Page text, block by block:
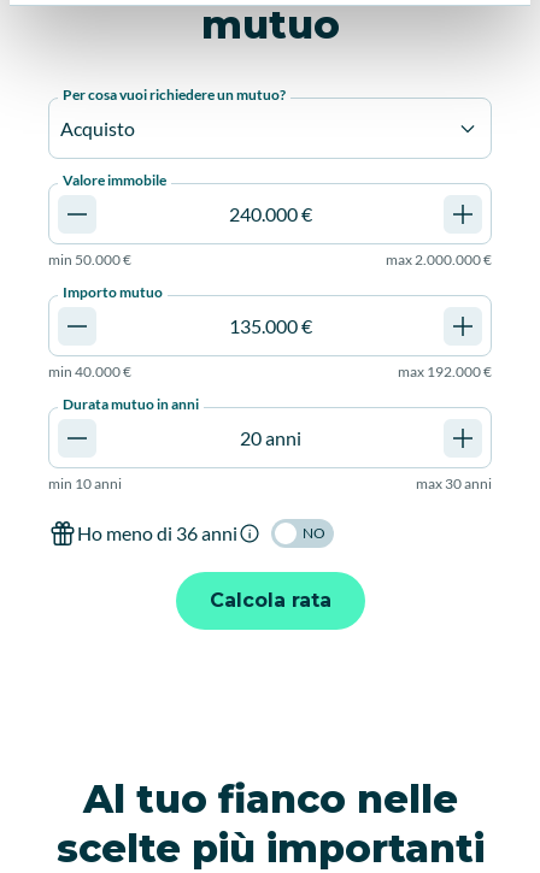
mutuo
Per cosa vuoi richiedere un mutuo?
Acquisto
Valore immobile
min 50.000 € max2.000.000 €
Importo mutuo
min 40.000 € max 192.000 €
Durata mutuo in anni
min 10 anni max 30 anni
Ho meno di 36 anni NO
Calcola rata
Al tuo fianco nelle
scelte più importanti